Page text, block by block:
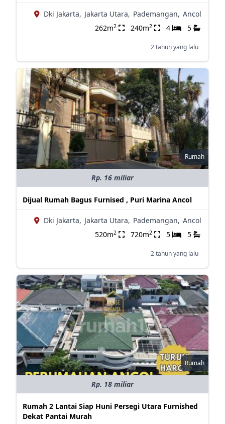
Dki Jakarta, Jakarta Utara, Pademangan, Ancol
262m2 240m2 4 5
2 tahun yang lalu
Rumah
Rp. 16 miliar
Dijual Rumah Bagus Furnised , Puri Marina Ancol
Dki Jakarta, Jakarta Utara, Pademangan, Ancol
520m2 720m2 5 5
2 tahun yang lalu
Rumah
Rp. 18 miliar
Rumah 2 Lantai Siap Huni Persegi Utara Furnished
Dekat Pantai Murah